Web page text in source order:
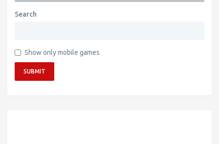
Search
Show only mobile games
SUBMIT